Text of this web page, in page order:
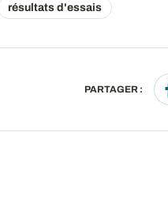
résultats d'essais
PARTAGER :